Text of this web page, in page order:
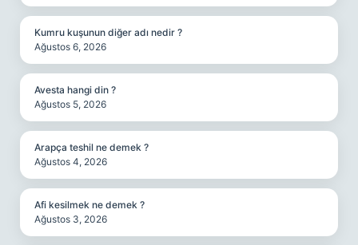
Kumru kuşunun diğer adı nedir ?
Ağustos 6, 2026
Avesta hangi din ?
Ağustos 5, 2026
Arapça teshil ne demek ?
Ağustos 4, 2026
Afi kesilmek ne demek ?
Ağustos 3, 2026